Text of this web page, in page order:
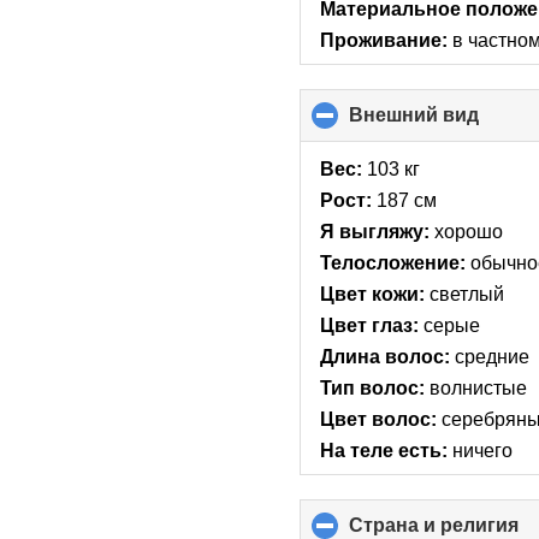
Материальное
Проживание: в
Внешний вид
to
Вес: 103 кг
Рост: 187 см
Я выгляжу: хорошо
Телосложение:
Цвет кожи: светлый
Цвет глаз: серые
Длина волос: средние
Тип волос: волнистые
Цвет волос:
На теле есть: ничего
Страна и религия